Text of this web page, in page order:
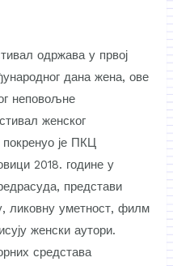
одржава у првој
дана жена, ове
неповољне
женског
је ПКЦ
2018. године у
представи
ликовну уметност, филм
женски аутори.
средстава